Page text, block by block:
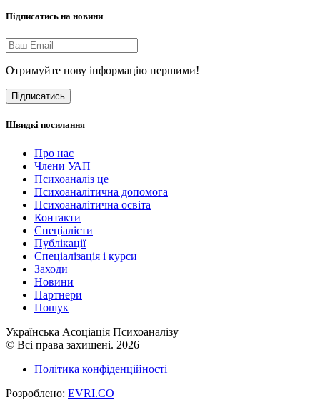
Підписатись на новини
Отримуйте нову інформацію першими!
Підписатись
Швидкі посилання
Про нас
Члени УАП
Психоаналіз це
Психоаналітична допомога
Психоаналітична освіта
Контакти
Спеціалісти
Публікації
Cпеціалізація і курси
Заходи
Новини
Партнери
Пошук
Українська Асоціація Психоаналізу
© Всі права захищені. 2026
Політика конфіденційності
Розроблено: EVRI.CO